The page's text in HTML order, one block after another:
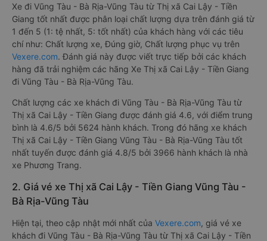
Xe đi Vũng Tàu - Bà Rịa-Vũng Tàu từ Thị xã Cai Lậy - Tiền
Giang tốt nhất được phân loại chất lượng dựa trên đánh giá từ
1 đến 5 (1: tệ nhất, 5: tốt nhất) của khách hàng với các tiêu
chí như: Chất lượng xe, Đúng giờ, Chất lượng phục vụ trên
Vexere.com. Đánh giá này được viết trực tiếp bởi các khách
hàng đã trải nghiệm các hãng Xe Thị xã Cai Lậy - Tiền Giang
đi Vũng Tàu - Bà Rịa-Vũng Tàu.
Chất lượng các xe khách đi Vũng Tàu - Bà Rịa-Vũng Tàu từ
Thị xã Cai Lậy - Tiền Giang được đánh giá 4.6, với điểm trung
bình là 4.6/5 bởi 5624 hành khách. Trong đó hãng xe khách
Thị xã Cai Lậy - Tiền Giang Vũng Tàu - Bà Rịa-Vũng Tàu tốt
nhất tuyến được đánh giá 4.8/5 bởi 3966 hành khách là nhà
xe Phương Trang.
2. Giá vé xe Thị xã Cai Lậy - Tiền Giang Vũng Tàu -
Bà Rịa-Vũng Tàu
Hiện tại, theo cập nhật mới nhất của Vexere.com, giá vé xe
khách đi Vũng Tàu - Bà Rịa-Vũng Tàu từ Thị xã Cai Lậy - Tiền